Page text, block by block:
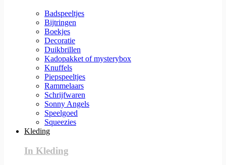
Badspeeltjes
Bijtringen
Boekjes
Decoratie
Duikbrillen
Kadopakket of mysterybox
Knuffels
Piepspeeltjes
Rammelaars
Schrijfwaren
Sonny Angels
Speelgoed
Squeezies
Kleding
In Kleding